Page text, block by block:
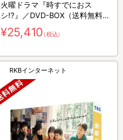
火曜ドラマ『時すでにおス
シ!?』／DVD-BOX（送料無料・
6枚組）
¥25,410（税込）
RKBインターネット